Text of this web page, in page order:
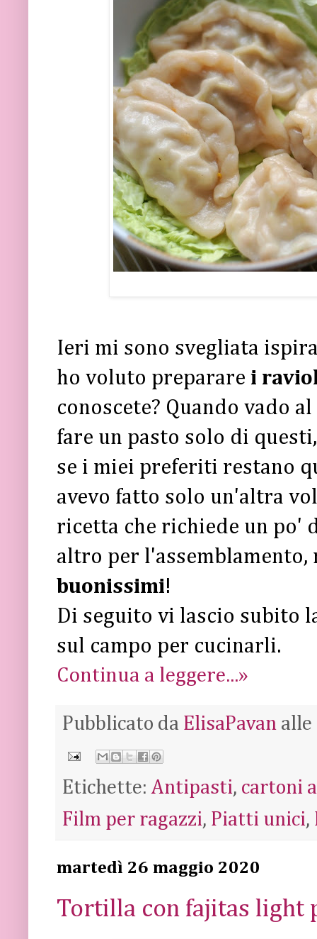
Ieri mi sono svegliata
ho voluto preparare i
conoscete? Quando vado
fare un pasto solo di
se i miei preferiti restano
avevo fatto solo un'altra
ricetta che richiede un po'
altro per l'assemblamento,
buonissimi!
Di seguito vi lascio subito
sul campo per cucinarli.
Continua a leggere...»
Pubblicato da ElisaPavan alle
Etichette: Antipasti, cartoni
Film per ragazzi, Piatti unici,
martedì 26 maggio 2020
Tortilla con fajitas light